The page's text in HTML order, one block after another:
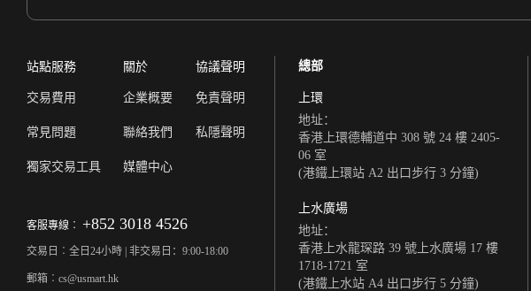
站點服務
交易費用
常見問題
獨家交易工具
關於
企業概要
聯絡我們
媒體中心
協議聲明
免責聲明
私隱聲明
客服專線︰ +852 3018 4526
交易日︰全日24小時 | 非交易日：9:00-18:00
郵箱︰cs@usmart.hk
總部
上環
地址：
香港上環德輔道中 308 號 24 樓 2405-
06 室
(港鐵上環站 A2 出口步行 3 分鐘)
上水廣場
地址：
香港上水龍琛路 39 號上水廣場 17 樓
1718-1721 室
(港鐵上水站 A4 出口步行 5 分鐘)